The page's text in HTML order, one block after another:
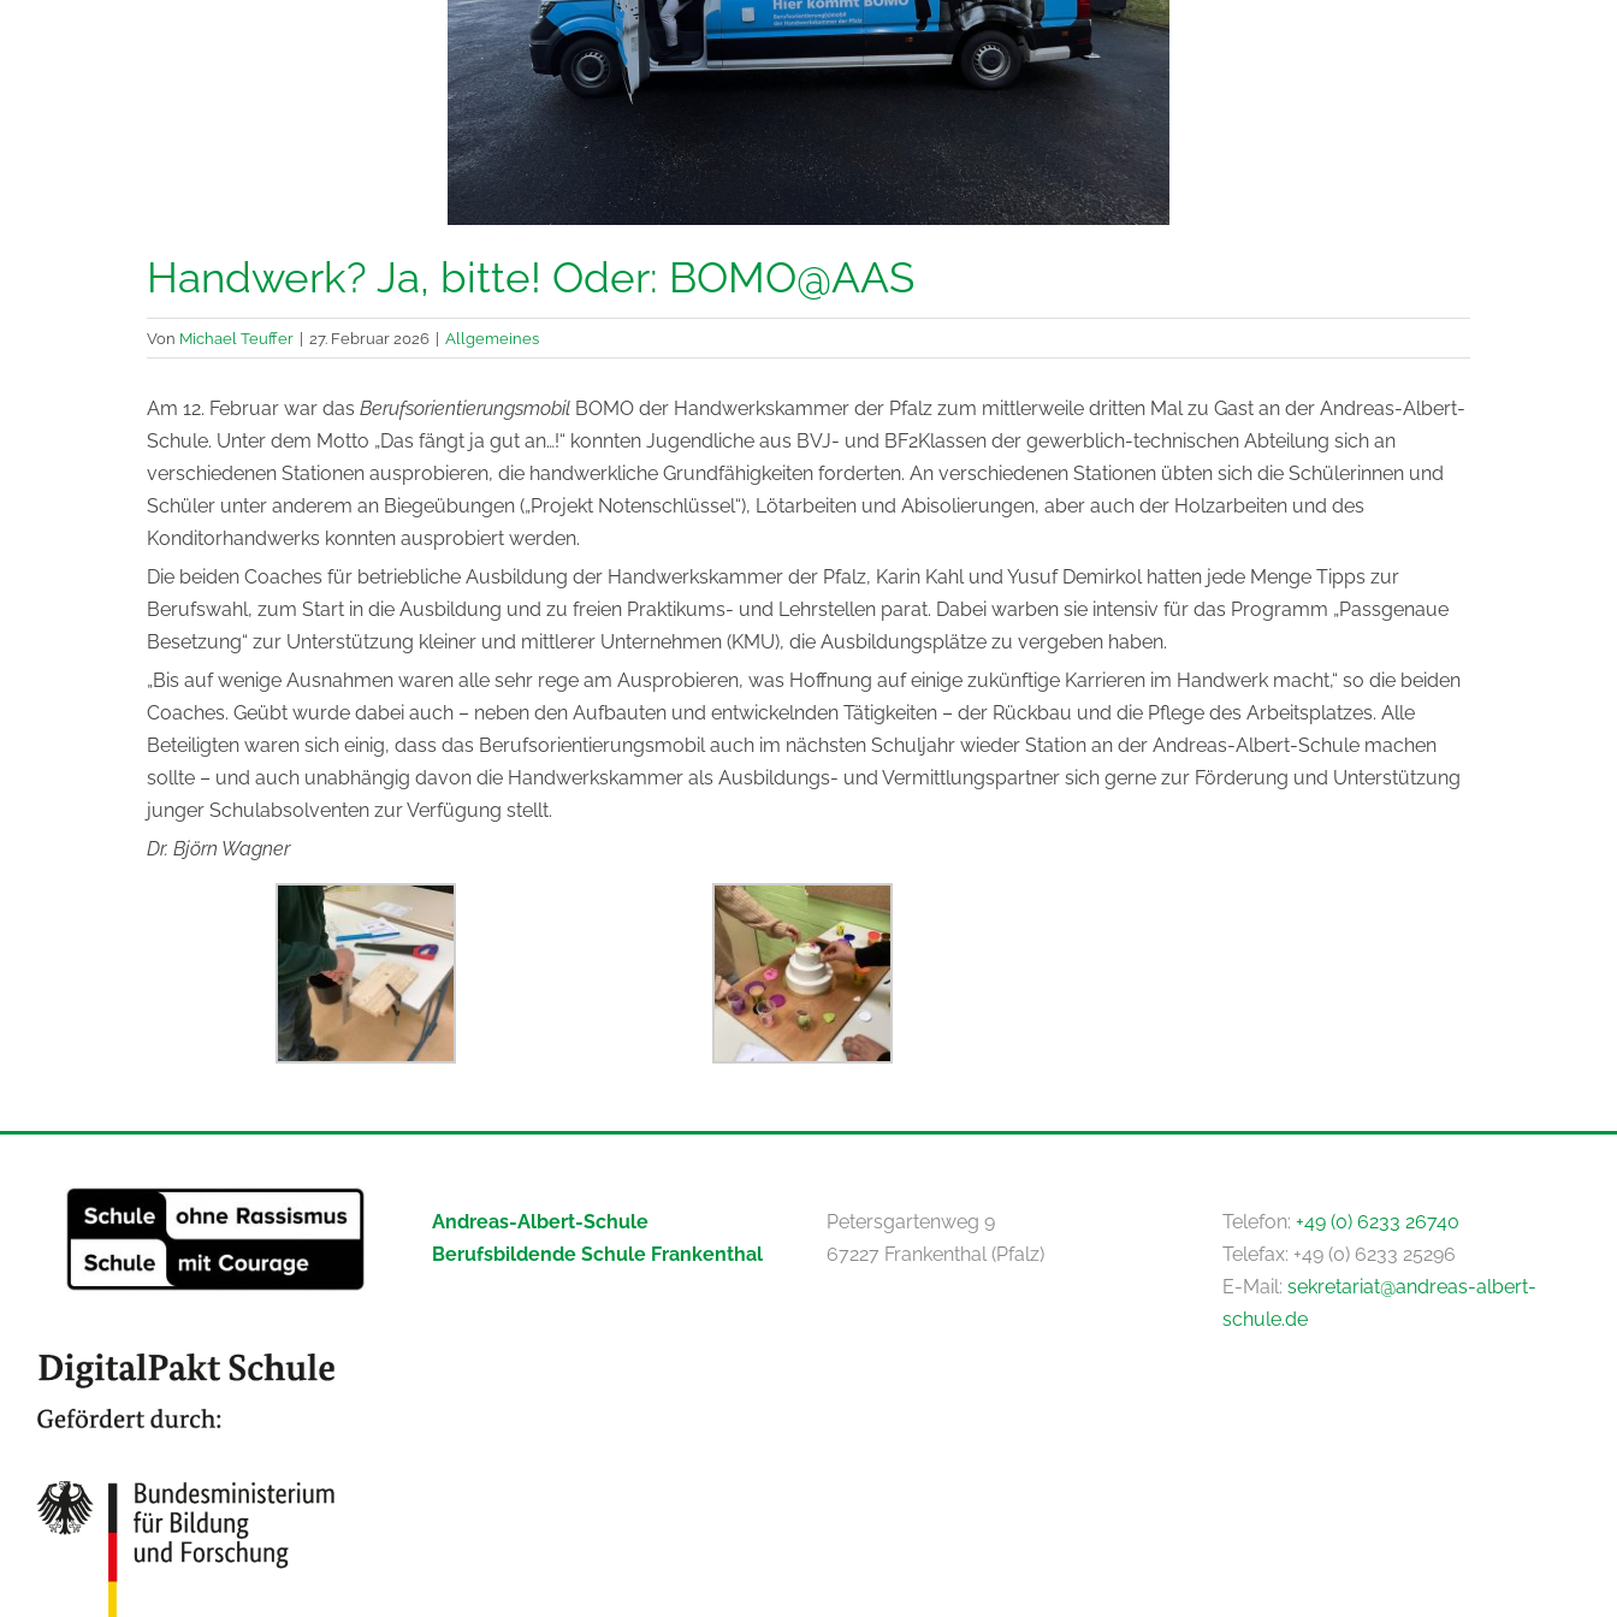
Handwerk? Ja, bitte! Oder: BOMO@AAS
Von Michael Teuffer | 27. Februar 2026 | Allgemeines
Am 12. Februar war das Berufsorientierungsmobil BOMO der Handwerkskammer der Pfalz zum mittlerweile dritten Mal zu Gast an der Andreas-Albert-
Schule. Unter dem Motto „Das fängt ja gut an…!“ konnten Jugendliche aus BVJ- und BF2Klassen der gewerblich-technischen Abteilung sich an
verschiedenen Stationen ausprobieren, die handwerkliche Grundfähigkeiten forderten. An verschiedenen Stationen übten sich die Schülerinnen und
Schüler unter anderem an Biegeübungen („Projekt Notenschlüssel“), Lötarbeiten und Abisolierungen, aber auch der Holzarbeiten und des
Konditorhandwerks konnten ausprobiert werden.
Die beiden Coaches für betriebliche Ausbildung der Handwerkskammer der Pfalz, Karin Kahl und Yusuf Demirkol hatten jede Menge Tipps zur
Berufswahl, zum Start in die Ausbildung und zu freien Praktikums- und Lehrstellen parat. Dabei warben sie intensiv für das Programm „Passgenaue
Besetzung“ zur Unterstützung kleiner und mittlerer Unternehmen (KMU), die Ausbildungsplätze zu vergeben haben.
„Bis auf wenige Ausnahmen waren alle sehr rege am Ausprobieren, was Hoffnung auf einige zukünftige Karrieren im Handwerk macht,“ so die beiden
Coaches. Geübt wurde dabei auch – neben den Aufbauten und entwickelnden Tätigkeiten – der Rückbau und die Pflege des Arbeitsplatzes. Alle
Beteiligten waren sich einig, dass das Berufsorientierungsmobil auch im nächsten Schuljahr wieder Station an der Andreas-Albert-Schule machen
sollte – und auch unabhängig davon die Handwerkskammer als Ausbildungs- und Vermittlungspartner sich gerne zur Förderung und Unterstützung
junger Schulabsolventen zur Verfügung stellt.
Dr. Björn Wagner
Andreas-Albert-Schule
Berufsbildende Schule Frankenthal
Petersgartenweg 9
67227 Frankenthal (Pfalz)
Telefon: +49 (0) 6233 26740
Telefax: +49 (0) 6233 25296
E-Mail: sekretariat@andreas-albert-
schule.de